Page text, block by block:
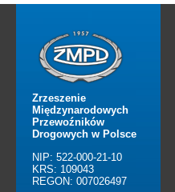
Zrzeszenie
Międzynarodowych
Przewoźników
Drogowych w Polsce
NIP: 522-000-21-10
KRS: 109043
REGON: 007026497